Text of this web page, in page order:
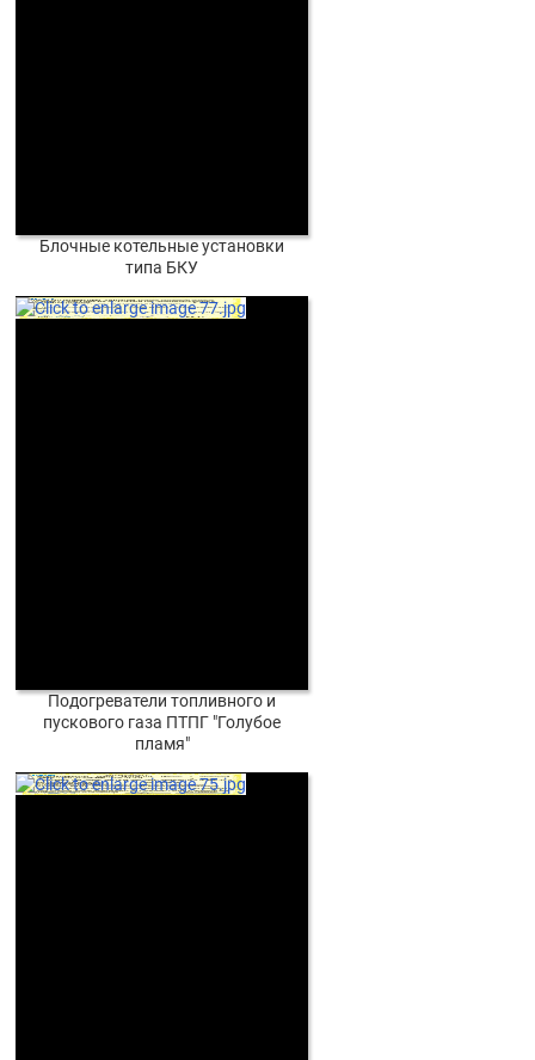
Блочные котельные установки
типа БКУ
Подогреватели топливного и
пускового газа ПТПГ "Голубое
пламя"